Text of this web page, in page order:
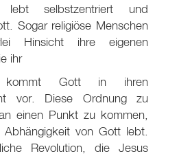
lebt selbstzentriert und
Sogar religiöse Menschen
Hinsicht ihre eigenen
ihr
kommt Gott in ihren
vor. Diese Ordnung zu
einen Punkt zu kommen,
von Gott lebt.
Revolution, die Jesus